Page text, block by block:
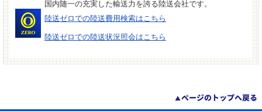
国内随一の充実した輸送力を誇る陸送会社です。
陸送ゼロでの陸送費用検索はこちら
陸送ゼロでの陸送状況照会はこちら